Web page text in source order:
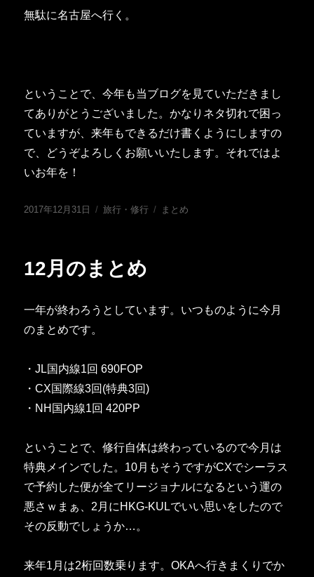
無駄に名古屋へ行く。
ということで、今年も当ブログを見ていただきまし
てありがとうございました。かなりネタ切れで困っ
ていますが、来年もできるだけ書くようにしますの
で、どうぞよろしくお願いいたします。それではよ
いお年を！
投
2017年12月31日
カ
ー
旅行・修行
タ
まとめ
12月のまとめ
一年が終わろうとしています。いつものように今月
のまとめです。
・JL国内線1回 690FOP
・CX国際線3回(特典3回)
・NH国内線1回 420PP
ということで、修行自体は終わっているので今月は
特典メインでした。10月もそうですがCXでシーラス
で予約した便が全てリージョナルになるという運の
悪さｗまぁ、2月にHKG-KULでいい思いをしたので
その反動でしょうか…。
来年1月は2桁回数乗ります。OKAへ行きまくりでか